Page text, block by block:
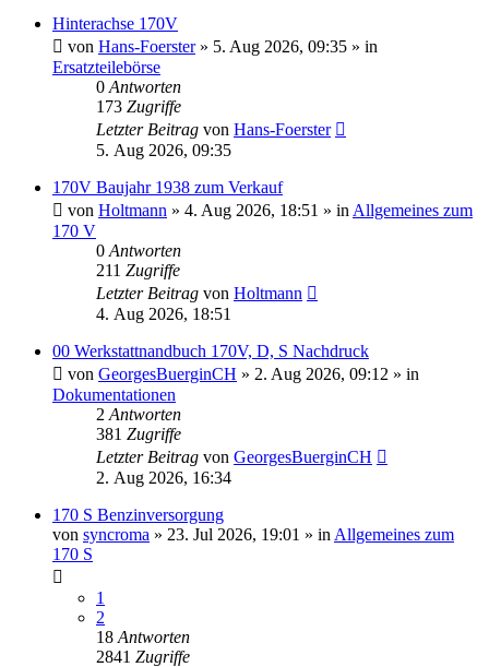
Hinterachse 170V
von Hans-Foerster» 5. Aug 2026, 09:35 » in
Ersatzteilebörse
0 Antworten
173 Zugriffe
Letzter Beitrag von Hans-Foerster
5. Aug 2026, 09:35
170V Baujahr 1938 zum Verkauf
von Holtmann » 4. Aug 2026, 18:51 » in Allgemeines zum
170 V
0 Antworten
211 Zugriffe
Letzter Beitrag von Holtmann
4. Aug 2026, 18:51
00 Werkstattnandbuch 170V, D, S Nachdruck
von GeorgesBuerginCH » 2. Aug 2026, 09:12 » in
Dokumentationen
2 Antworten
381 Zugriffe
Letzter Beitrag von GeorgesBuerginCH
2. Aug 2026, 16:34
170 S Benzinversorgung
von syncroma » 23. Jul 2026, 19:01 » in Allgemeines zum
170 S
1
2
18 Antworten
2841 Zugriffe